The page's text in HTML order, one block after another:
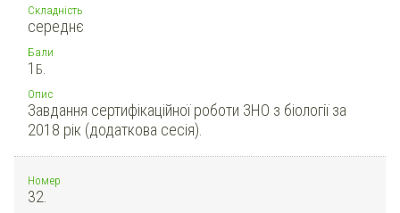
Складність
середнє
Бали
1 Б.
Опис
Завдання сертифікаційної роботи ЗНО з біології за
2018 рік (додаткова сесія).
Номер
32.